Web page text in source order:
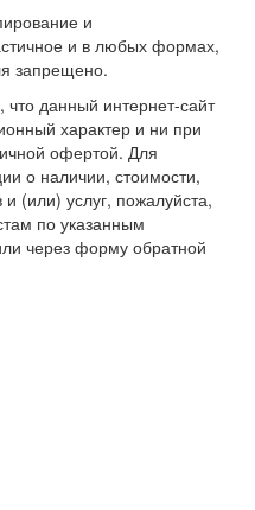
и
и в любых формах,
запрещено.
данный интернет-сайт
характер и ни при
офертой. Для
о наличии, стоимости,
(или) услуг, пожалуйста,
по указанным
через форму обратной